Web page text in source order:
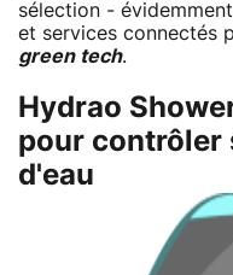
sélection -
et services connectés
green tech.
Hydrao
pour contrôler
d'eau